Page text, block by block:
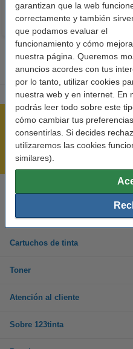
garantizan que la web
correctamente y también
que podamos evaluar el
funcionamiento y cómo
nuestra página. Queremos
anuncios acordes con tus
por lo tanto, utilizar cookies
nuestra web y en internet. En
podrás leer todo sobre este
cómo cambiar tus
consentirlas. Si decides
utilizaremos las cookies
similares).
Rápido y sencillo
Mejor Precio Garantizado
En días
Cartuchos de tinta
Toner
Atención al cliente
Sobre 123tinta